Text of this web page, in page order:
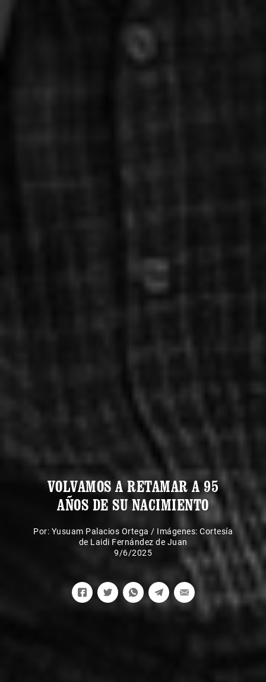
VOLVAMOS A RETAMAR A 95
AÑOS DE SU NACIMIENTO
Por: Yusuam Palacios Ortega / Imágenes: Cortesía
de Laidi Fernández de Juan
9/6/2025